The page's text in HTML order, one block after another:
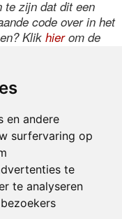
en andere
surfervaring op
te
te analyseren
te zijn dat dit een
code over in het
Klik hierom de